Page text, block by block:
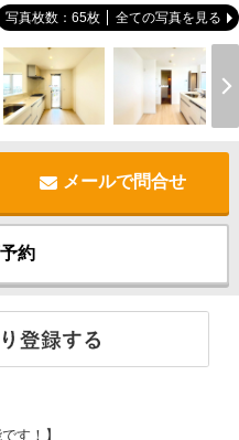
写真枚数：65枚 全ての写真を見る
メールで問合せ
約
す！】